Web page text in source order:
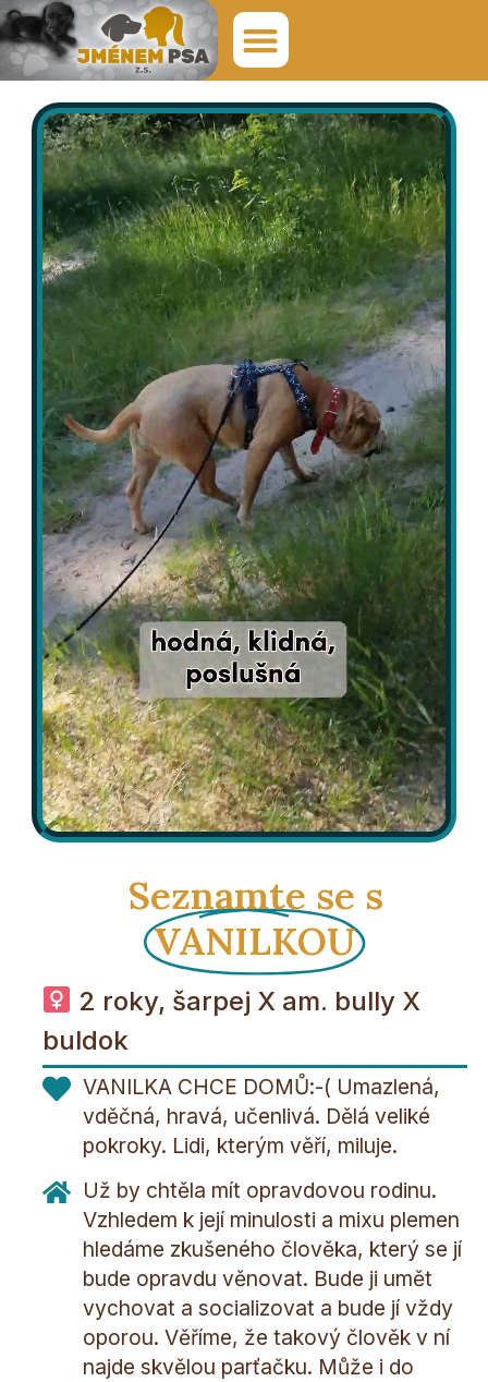
Seznamte se s
VANILKOU
2 roky, šarpej X am. bully X
buldok
VANILKA CHCE DOMŮ:-( Umazlená,
vděčná, hravá, učenlivá. Dělá veliké
pokroky. Lidi, kterým věří, miluje.
Už by chtěla mít opravdovou rodinu.
Vzhledem k její minulosti a mixu plemen
hledáme zkušeného člověka, který se jí
bude opravdu věnovat. Bude ji umět
vychovat a socializovat a bude jí vždy
oporou. Věříme, že takový člověk v ní
najde skvělou parťačku. Může i do